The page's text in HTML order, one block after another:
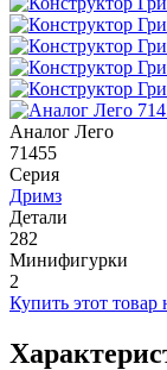
Аналог Лего
71455
Серия
Дримз
Детали
282
Минифигурки
2
Купить этот товар